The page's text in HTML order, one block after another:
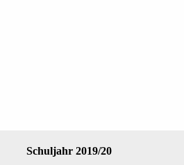
Schuljahr 2019/20